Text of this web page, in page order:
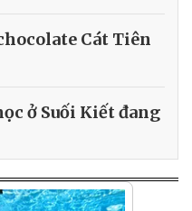
Cát Tiên
ở Suối Kiết đang